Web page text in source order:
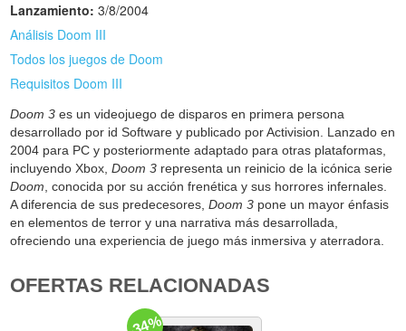
Lanzamiento: 3/8/2004
Análisis Doom III
Todos los juegos de Doom
Requisitos Doom III
Doom 3 es un videojuego de disparos en primera persona
desarrollado por id Software y publicado por Activision. Lanzado en
2004 para PC y posteriormente adaptado para otras plataformas,
incluyendo Xbox,Doom 3 representa un reinicio de la icónica serie
Doom, conocida por su acción frenética y sus horrores infernales.
A diferencia de sus predecesores,Doom 3 pone un mayor énfasis
en elementos de terror y una narrativa más desarrollada,
ofreciendo una experiencia de juego más inmersiva y aterradora.
OFERTAS RELACIONADAS